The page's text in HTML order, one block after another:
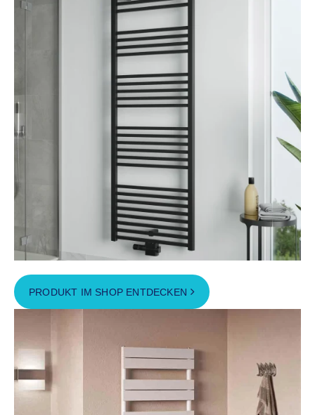
PRODUKT IM SHOP ENTDECKEN